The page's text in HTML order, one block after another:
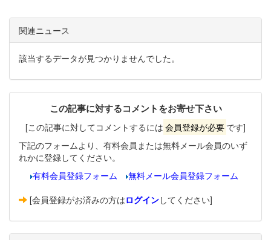
関連ニュース
該当するデータが見つかりませんでした。
この記事に対するコメントをお寄せ下さい
[この記事に対してコメントするには 会員登録が必要 です]
下記のフォームより、有料会員または無料メール会員のいず
れかに登録してください。
有料会員登録フォーム
無料メール会員登録フォーム
[会員登録がお済みの方はログインしてください]